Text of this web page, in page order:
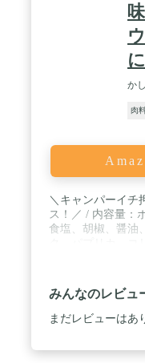
に
か
肉
＼キャンパーイチ
ス！／ / 内容量：
食塩、胡椒、醤油
ー、パセリ、オニ
オレガノ、バジル
一部に大豆、小
射日光を避けて保
みんなのレビュ
まだレビューはあ